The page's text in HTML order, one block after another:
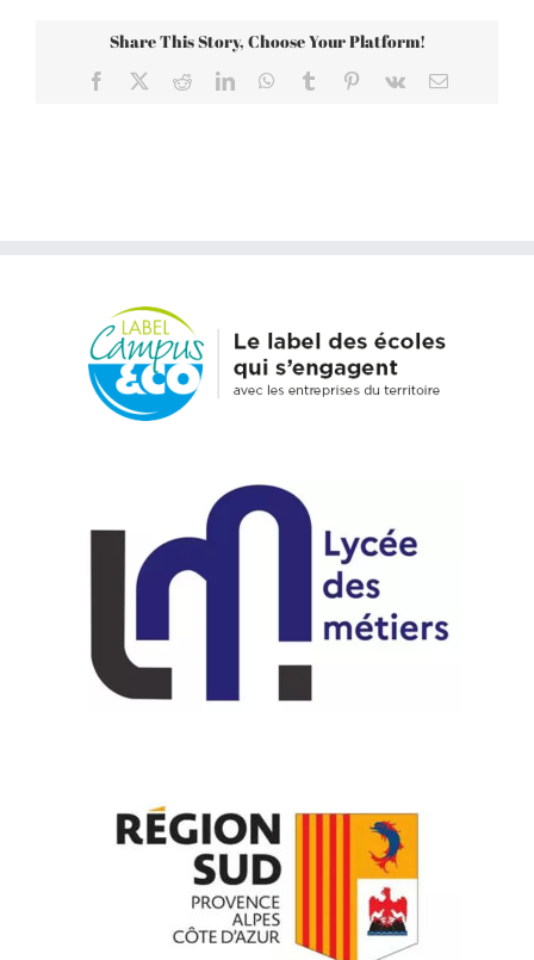
Share This Story, Choose Your Platform!
Facebook RedditLinkedInWhatsApp
Tumblr Pinterest
Vk Email